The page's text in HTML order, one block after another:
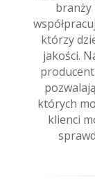
branży
którzy
jakości.
których
klienci